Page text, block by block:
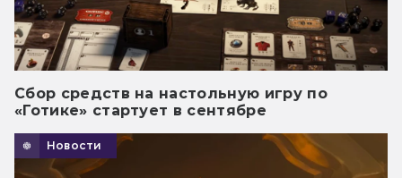
Сбор средств на настольную игру по
«Готике» стартует в сентябре
Новости